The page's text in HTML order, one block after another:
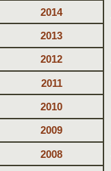
2014
2013
2012
2011
2010
2009
2008